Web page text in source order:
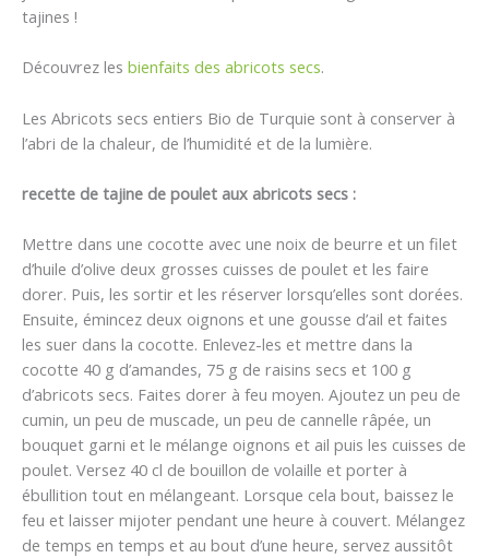
tajines !
Découvrez les bienfaits des abricots secs.
Les Abricots secs entiers Bio de Turquie sont à conserver à
l’abri de la chaleur, de l’humidité et de la lumière.
recette de tajine de poulet aux abricots secs :
Mettre dans une cocotte avec une noix de beurre et un filet
d’huile d’olive deux grosses cuisses de poulet et les faire
dorer. Puis, les sortir et les réserver lorsqu’elles sont dorées.
Ensuite, émincez deux oignons et une gousse d’ail et faites
les suer dans la cocotte. Enlevez-les et mettre dans la
cocotte 40 g d’amandes, 75 g de raisins secs et 100 g
d’abricots secs. Faites dorer à feu moyen. Ajoutez un peu de
cumin, un peu de muscade, un peu de cannelle râpée, un
bouquet garni et le mélange oignons et ail puis les cuisses de
poulet. Versez 40 cl de bouillon de volaille et porter à
ébullition tout en mélangeant. Lorsque cela bout, baissez le
feu et laisser mijoter pendant une heure à couvert. Mélangez
de temps en temps et au bout d’une heure, servez aussitôt